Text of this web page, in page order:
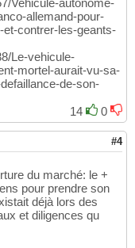
Vehicule-autonome-
allemand-pour-
et-contrer-les-geants-
Le-vehicule-
mortel-aurait-vu-sa-
de-son-
14
0
#4
du marché: le +
pour prendre son
déjà lors des
et diligences qu